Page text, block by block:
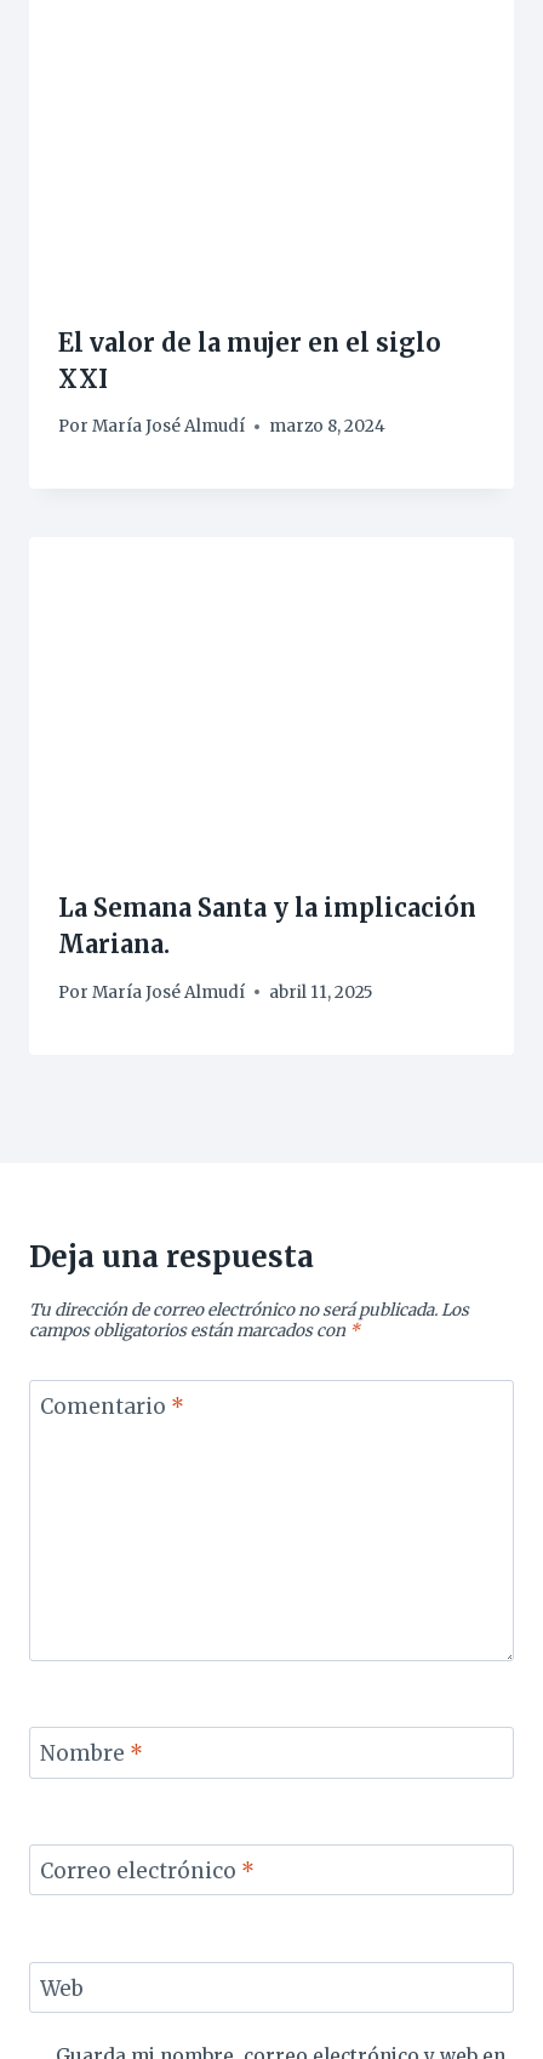
El valor de la mujer en el siglo
XXI
Por María José Almudí marzo 8, 2024
La Semana Santa y la implicación
Mariana.
Por María José Almudí abril 11, 2025
Deja una respuesta
Tu dirección de correo electrónico no será publicada.Los
campos obligatorios están marcados con *
Comentario *
Nombre *
Correo electrónico *
Web